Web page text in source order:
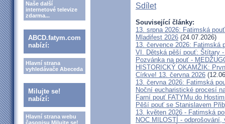
Naše další
internetové televize
zdarma...
ABCD.fatym.com
nabízí:
Hlavní strana
vyhledávače Abeceda
Milujte se!
nabízí:
Hlavní strana webu
časopisu Milujte se!
Sdílet
Související články:
13. srpna 2026: Fatimská
Mladifest 2026 (24.07.2026)
13. července 2026: Fatimská
VI. Dětská pěší pouť: Štítary
Pozvánka na pouť -
HISTORICKÝ OKAMŽIK:
Církve! 13. června 2026
13. června 2026: Fatimská
Noční eucharistické procesí
Farní pouť FATYMu do
Pěší pouť se Stanislavem
13. květen 2026 - Fatimská
NOC MILOSTÍ -